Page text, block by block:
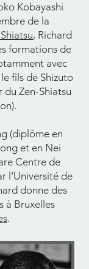
Kobayashi
de la
, Richard
formations de
avec
fils de Shizuto
Zen-Shiatsu
(diplôme en
et en Nei
Centre de
l'Université de
donne des
à Bruxelles
.